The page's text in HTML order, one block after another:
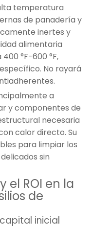
temperatura
de panadería y
inertes y
alimentaria
°F-600 °F,
No rayará
a
y componentes de
necesaria
calor directo. Su
para limpiar los
sin
el ROI en la
de
inicial